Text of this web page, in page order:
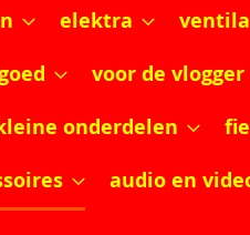
elektra
voor de vlogger
onderdelen
audio en